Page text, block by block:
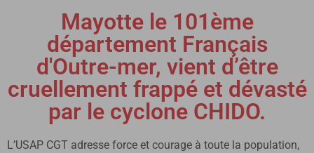
Mayotte le 101ème
département Français
d'Outre-mer, vient d’être
cruellement frappé et dévasté
par le cyclone CHIDO.
L’USAP CGT adresse force et courage à toute la population,